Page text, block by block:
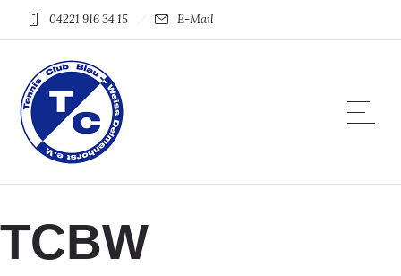
04221 916 34 15 E-Mail
TCBW